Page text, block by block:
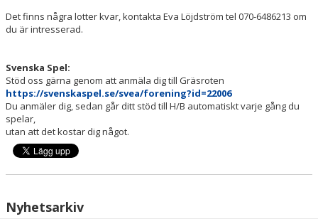
OM KLUBBEN
FÖRSÄKRING
BILJETTINFORMATION
MATCHER
BILDER
IBIS INLOGGNING
Det finns några lotter kvar, kontakta Eva Löjdström tel 070-6486213 om
du är intresserad.
Svenska Spel:
Stöd oss gärna genom att anmäla dig till Gräsroten
https://svenskaspel.se/svea/forening?id=22006
Du anmäler dig, sedan går ditt stöd till H/B automatiskt varje gång du
spelar,
utan att det kostar dig något.
Nyhetsarkiv